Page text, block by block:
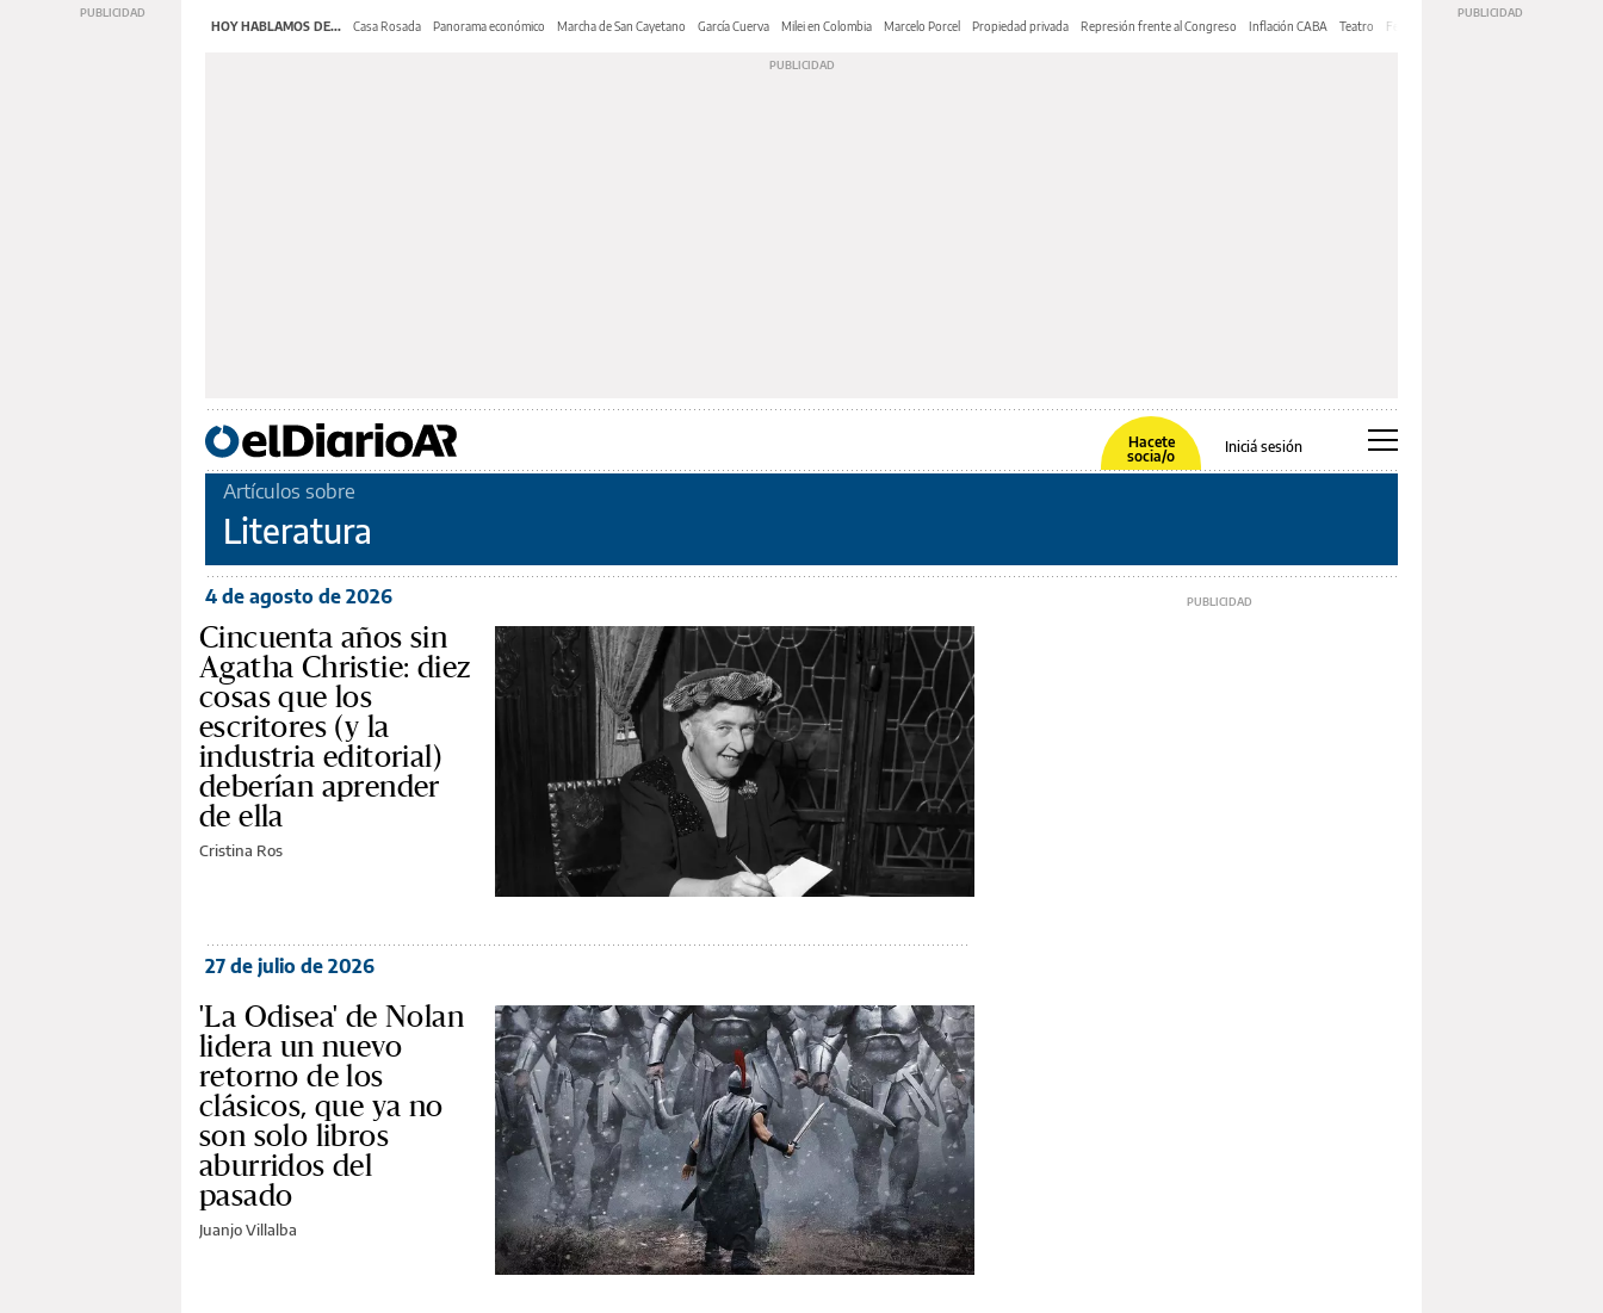
HOY HABLAMOS DE... Casa Rosada Panorama económico Marcha de San Cayetano García Cuerva Milei en Colombia Marcelo Porcel Propiedad privada Represión frente al Congreso Inflación CABA Teatro Feria de Editores
Hacete
socia/o
Iniciá sesión
Artículos sobre
Literatura
4 de agosto de 2026
Cincuenta años sin
Agatha Christie: diez
cosas que los
escritores (y la
industria editorial)
deberían aprender
de ella
Cristina Ros
27 de julio de 2026
'La Odisea' de Nolan
lidera un nuevo
retorno de los
clásicos, que ya no
son solo libros
aburridos del
pasado
Juanjo Villalba